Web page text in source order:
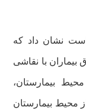
انجام شده است نشان داد که
بیماران با نقاشی
بیمارستان،
محیط بیمارستان